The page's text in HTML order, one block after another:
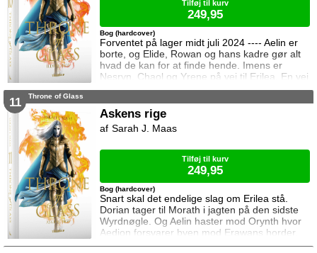
Forventet på lager midt juli 2024 ---- Aelin er
borte, og Elide, Rowan og hans kadre gør alt
hvad de kan for at finde hende. Imens er
Nesryn, Chaol og Yrene på vej til Erilea. En vej
der fører dem forbi Chaols barndomshjem
kæmper Aedion mod Erawans fremrykkende
styrker og sin vrede over den aftale Aelin og
Lysandra har indgået. Og Dorian og Manon
Bog (hardcover)
Tilføj til kurv
249,95
11 Throne of Glass
Askens rige
Snart skal det endelige slag om Erilea stå.
Dorian tager til Morath i jagten på den sidste
Wyrdnøgle. Og Aelin haster mod Orynth hvor
Aedion forsvarer byen mod Erawans horder.
Heldigvis er han ikke alene. Men kan deres
Bog (hardcover)
Sarah J. Maas
Tilføj til kurv
249,95